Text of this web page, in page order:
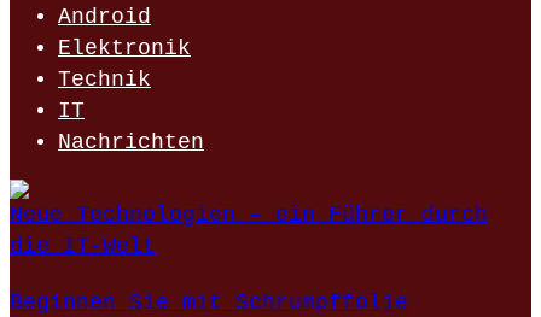
Android
Elektronik
Technik
IT
Nachrichten
Neue Technologien – ein Führer durch
die IT-Welt
Beginnen Sie mit Schrumpffolie